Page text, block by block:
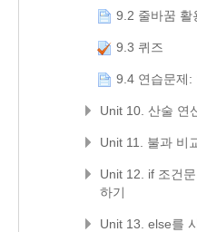
9.2 줄바꿈 활
9.3 퀴즈
9.4 연습문제:
Unit 10. 산술 연
Unit 11. 불과 비
Unit 12. if 조건
하기
Unit 13. else를